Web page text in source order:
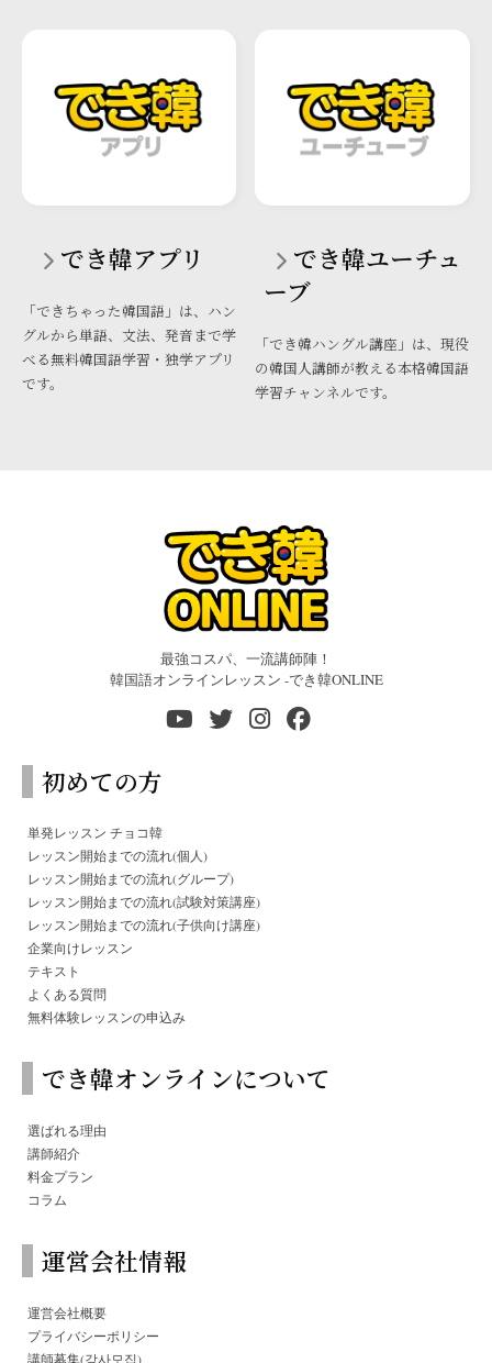
でき韓アプリ
「できちゃった韓国語」は、ハン
グルから単語、文法、発音まで学
べる無料韓国語学習・独学アプリ
です。
でき韓ユーチュ
ーブ
「でき韓ハングル講座」は、現役
の韓国人講師が教える本格韓国語
学習チャンネルです。
最強コスパ、一流講師陣！
韓国語オンラインレッスン -でき韓ONLINE
初めての方
単発レッスン チョコ韓
レッスン開始までの流れ(個人)
レッスン開始までの流れ(グループ)
レッスン開始までの流れ(試験対策講座)
レッスン開始までの流れ(子供向け講座)
企業向けレッスン
テキスト
よくある質問
無料体験レッスンの申込み
でき韓オンラインについて
選ばれる理由
講師紹介
料金プラン
コラム
運営会社情報
運営会社概要
プライバシーポリシー
講師募集(강사모집)